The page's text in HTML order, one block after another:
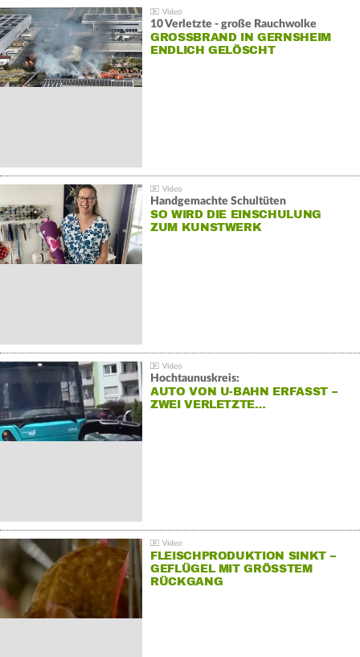
10 Verletzte - große Rauchwolke
GROSSBRAND IN GERNSHEIM E
NDLICH GELÖSCHT
Handgemachte Schultüten
SO WIRD DIE EINSCHULUNG
ZUM KUNSTWERK
Hochtaunuskreis:
AUTO VON U-BAHN ERFASST –
ZWEI VERLETZTE…
FLEISCHPRODUKTION SINKT –
GEFLÜGEL MIT GRÖSSTEM R
ÜCKGANG